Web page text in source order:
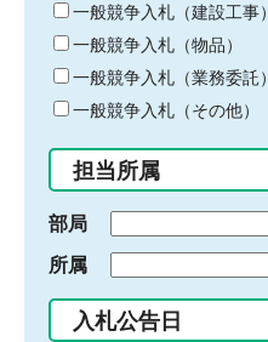
キ
ー
ワ
ー
ド
入
力
一般競争入札（建設工事）
一般競争入札（物品）
一般競争入札（業務委託）
一般競争入札（その他）
担当所属
部局
所属
入札公告日